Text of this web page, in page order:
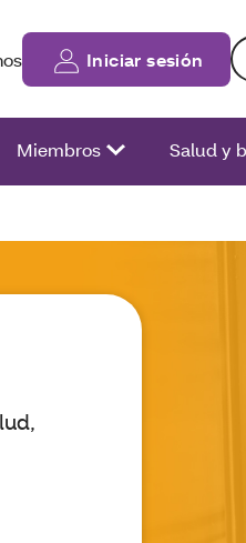
Iniciar sesión
Miembros Salud y